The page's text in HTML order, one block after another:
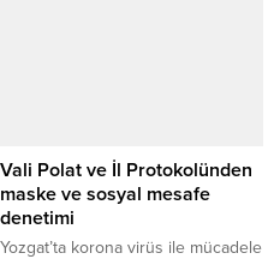
Vali Polat ve İl Protokolünden
maske ve sosyal mesafe
denetimi
Yozgat’ta korona virüs ile mücadele